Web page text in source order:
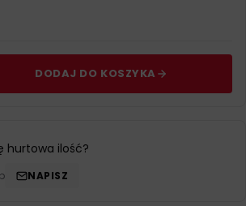
DODAJ DO KOSZYKA
hurtowa ilość?
NAPISZ